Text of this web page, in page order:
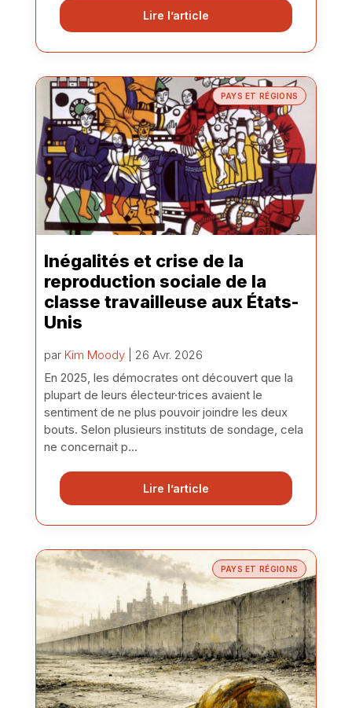
Lire l’article
PAYS ET RÉGIONS
Inégalités et crise de la
reproduction sociale de la
classe travailleuse aux États-
Unis
par Kim Moody| 26 Avr. 2026
En 2025, les démocrates ont découvert que la
plupart de leurs électeur·trices avaient le
sentiment de ne plus pouvoir joindre les deux
bouts. Selon plusieurs instituts de sondage, cela
ne concernait p...
Lire l’article
PAYS ET RÉGIONS